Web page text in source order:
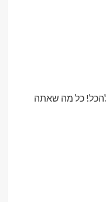
להכל! כל מה שאתה